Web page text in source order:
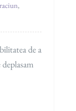
,
de a